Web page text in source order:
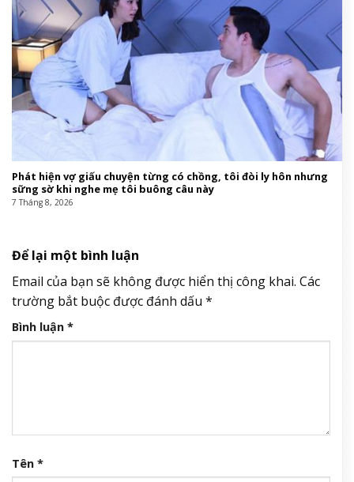
Phát hiện vợ giấu chuyện từng có chồng, tôi đòi ly hôn nhưng
sững sờ khi nghe mẹ tôi buông câu này
7 Tháng 8, 2026
Để lại một bình luận
Email của bạn sẽ không được hiển thị công khai. Các
trường bắt buộc được đánh dấu *
Bình luận *
Tên *